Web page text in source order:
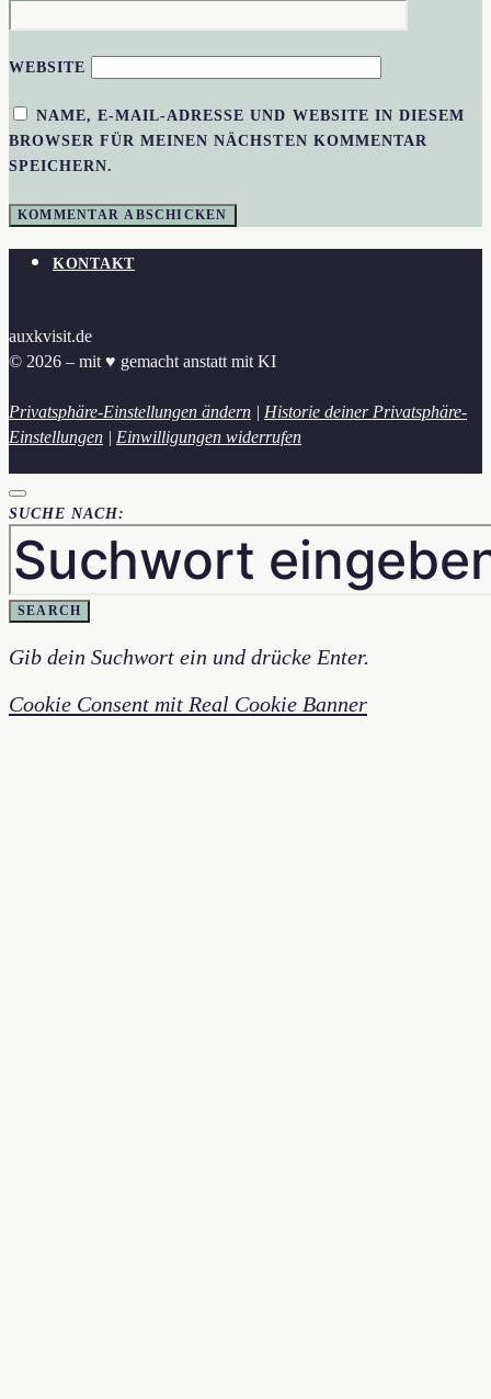
WEBSITE
NAME, E-MAIL-ADRESSE UND WEBSITE IN DIESEM
BROWSER FÜR MEINEN NÄCHSTEN KOMMENTAR
SPEICHERN.
KONTAKT
auxkvisit.de
© 2026 – mit ♥︎ gemacht anstatt mit KI
Privatsphäre-Einstellungen ändern | Historie deiner Privatsphäre-
Einstellungen | Einwilligungen widerrufen
SUCHE NACH:
SEARCH
Gib dein Suchwort ein und drücke Enter.
Cookie Consent mit Real Cookie Banner